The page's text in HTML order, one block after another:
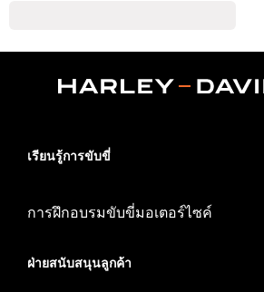
เรียนรู้การขับขี่
การฝึกอบรมขับขี่มอเตอร์ไซค์
ฝ่ายสนับสนุนลูกค้า